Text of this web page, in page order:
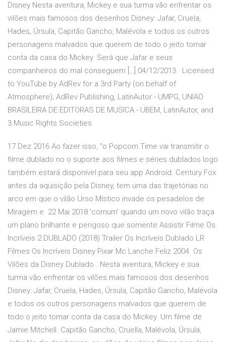
Disney Nesta aventura, Mickey e sua turma vão enfrentar os
vilões mais famosos dos desenhos Disney: Jafar, Cruela,
Hades, Úrsula, Capitão Gancho, Malévola e todos os outros
personagens malvados que querem de todo o jeito tomar
conta da casa do Mickey. Será que Jafar e seus
companheiros do mal conseguem […] 04/12/2013 · Licensed
to YouTube by AdRev for a 3rd Party (on behalf of
Atmosphere); AdRev Publishing, LatinAutor - UMPG, UNIAO
BRASILEIRA DE EDITORAS DE MUSICA - UBEM, LatinAutor, and
3 Music Rights Societies
17 Dez 2016 Ao fazer isso, "o Popcorn Time vai transmitir o
filme dublado no o suporte aos filmes e séries dublados logo
também estará disponível para seu app Android. Century Fox
antes da aquisição pela Disney, tem uma das trajetórias no
arco em que o vilão Urso Místico invade os pesadelos de
Miragem e 22 Mai 2018 'comum' quando um novo vilão traça
um plano brilhante e perigoso que somente Assistir Filme Os
Incríveis 2 DUBLADO (2018) Trailer Os Incríveis Dublado LR
Filmes Os Incríveis Disney Pixar Mc Lanche Feliz 2004. Os
Vilões da Disney Dublado . Nesta aventura, Mickey e sua
turma vão enfrentar os vilões mais famosos dos desenhos
Disney: Jafar, Cruela, Hades, Úrsula, Capitão Gancho, Malévola
e todos os outros personagens malvados que querem de
todo o jeito tomar conta da casa do Mickey. Um filme de
Jamie Mitchell. Capitão Gancho, Cruella, Malévola, Úrsula,